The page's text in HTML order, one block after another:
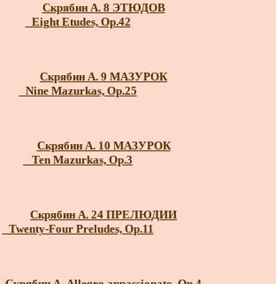
Скрябин А. 8 ЭТЮДОВ
_Eight Etudes, Op.42
Скрябин А. 9 МАЗУРОК
_Nine Mazurkas, Op.25
Скрябин А. 10 МАЗУРОК
_ Ten Mazurkas, Op.3
Скрябин А. 24 ПРЕЛЮДИИ
_Twenty-Four Preludes, Op.11